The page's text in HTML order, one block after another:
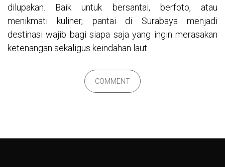
dilupakan. Baik untuk bersantai, berfoto, atau
menikmati kuliner, pantai di Surabaya menjadi
destinasi wajib bagi siapa saja yang ingin merasakan
ketenangan sekaligus keindahan laut.
COMMENT